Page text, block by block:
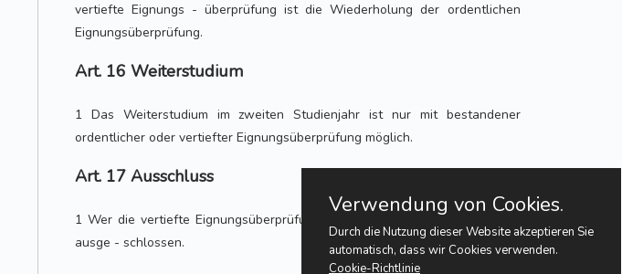
vertiefte Eignungs - überprüfung ist die Wiederholung der ordentlichen
Eignungsüberprüfung.
Art. 16 Weiterstudium
1 Das Weiterstudium im zweiten Studienjahr ist nur mit bestandener
ordentlicher oder vertiefter Eignungsüberprüfung möglich.
Art. 17 Ausschluss
1 Wer die vertiefte Eignungsüberprüfung nicht besteht, wird vom Studium
ausge - schlossen.
Verwendung von Cookies.
Durch die Nutzung dieser Website akzeptieren Sie
automatisch, dass wir Cookies verwenden.
Cookie-Richtlinie